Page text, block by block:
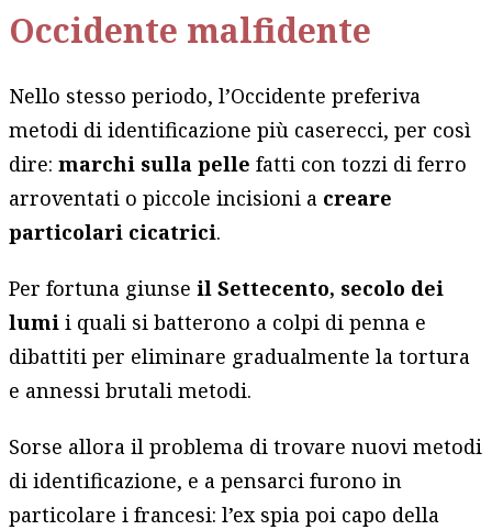
Occidente malfidente
Nello stesso periodo, l’Occidente preferiva
metodi di identificazione più caserecci, per così
dire:marchi sulla pellefatti con tozzi di ferro
arroventati o piccole incisioni a creare
particolari cicatrici.
Per fortuna giunseil Settecento, secolo dei
lumi i quali si batterono a colpi di penna e
dibattiti per eliminare gradualmente la tortura
e annessi brutali metodi.
Sorse allora il problema di trovare nuovi metodi
di identificazione, e a pensarci furono in
particolare i francesi: l’ex spia poi capo della